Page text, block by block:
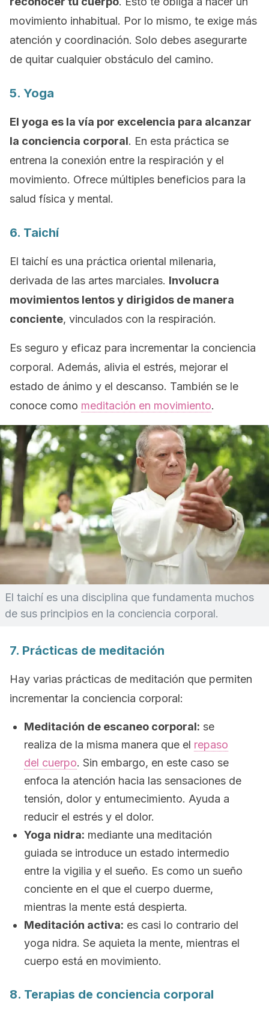
movimiento inhabitual. Por lo mismo, te exige más
atención y coordinación. Solo debes asegurarte
de quitar cualquier obstáculo del camino.
5. Yoga
El yoga es la vía por excelencia para alcanzar
la conciencia corporal. En esta práctica se
entrena la conexión entre la respiración y el
movimiento. Ofrece múltiples beneficios para la
salud física y mental.
6. Taichí
El taichí es una práctica oriental milenaria,
derivada de las artes marciales. Involucra
movimientos lentos y dirigidos de manera
conciente, vinculados con la respiración.
Es seguro y eficaz para incrementar la conciencia
corporal. Además, alivia el estrés, mejorar el
estado de ánimo y el descanso. También se le
conoce como meditación en movimiento.
El taichí es una disciplina que fundamenta muchos
de sus principios en la conciencia corporal.
7. Prácticas de meditación
Hay varias prácticas de meditación que permiten
incrementar la conciencia corporal:
Meditación de escaneo corporal: se
realiza de la misma manera que el repaso
del cuerpo. Sin embargo, en este caso se
enfoca la atención hacia las sensaciones de
tensión, dolor y entumecimiento. Ayuda a
reducir el estrés y el dolor.
Yoga nidra: mediante una meditación
guiada se introduce un estado intermedio
entre la vigilia y el sueño. Es como un sueño
conciente en el que el cuerpo duerme,
mientras la mente está despierta.
Meditación activa: es casi lo contrario del
yoga nidra. Se aquieta la mente, mientras el
cuerpo está en movimiento.
8. Terapias de conciencia corporal